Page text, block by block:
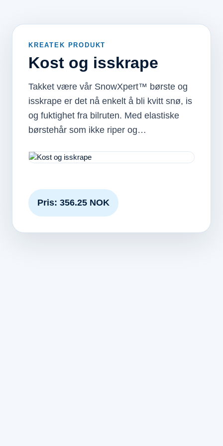
KREATEK PRODUKT
Kost og isskrape
Takket være vår SnowXpert™ børste og
isskrape er det nå enkelt å bli kvitt snø, is
og fuktighet fra bilruten. Med elastiske
børstehår som ikke riper og…
Pris: 356.25 NOK